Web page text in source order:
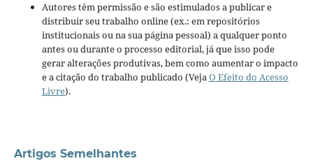
Autores têm permissão e são estimulados a publicar e
distribuir seu trabalho online (ex.: em repositórios
institucionais ou na sua página pessoal) a qualquer ponto
antes ou durante o processo editorial, já que isso pode
gerar alterações produtivas, bem como aumentar o impacto
e a citação do trabalho publicado (VejaO Efeito do Acesso
Livre).
Artigos Semelhantes